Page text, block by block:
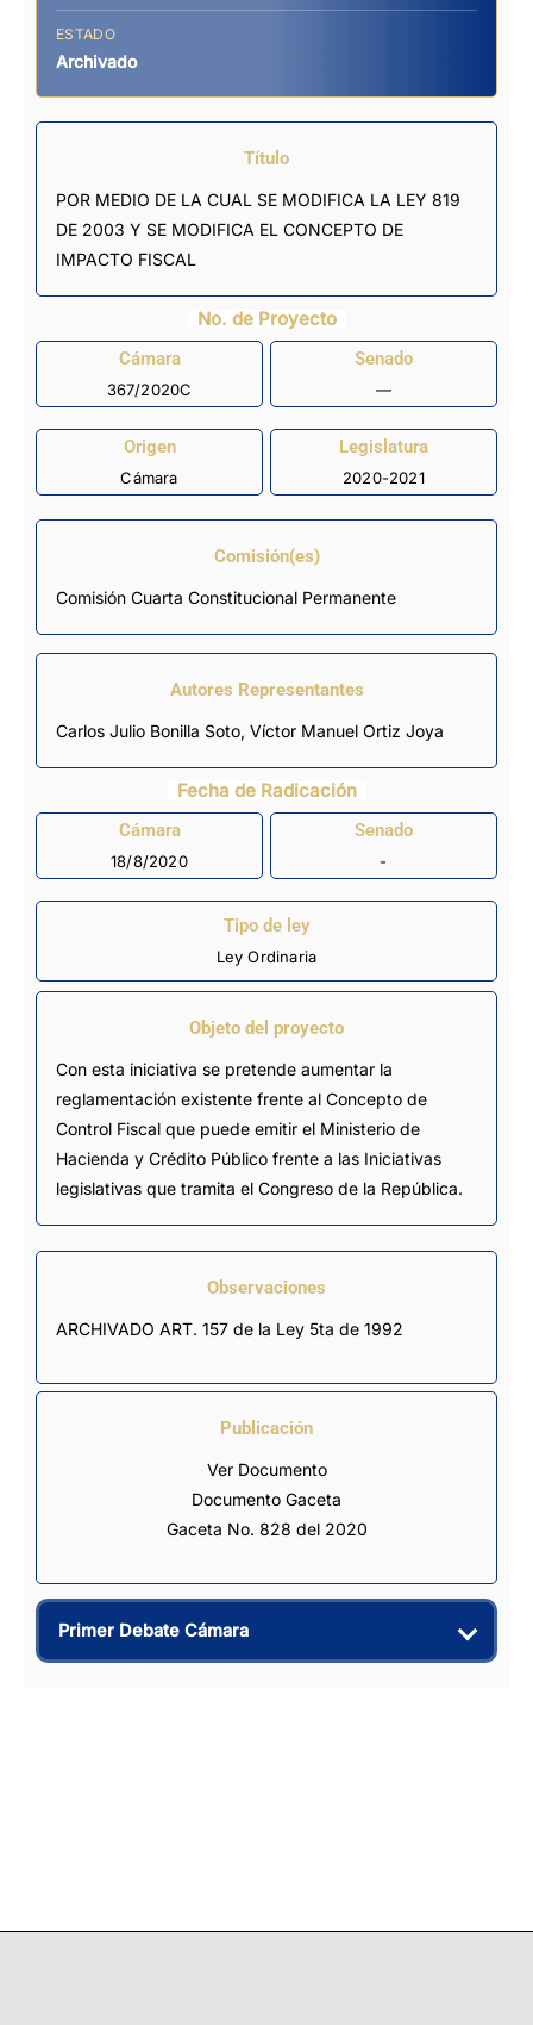
ESTADO
Archivado
Título
POR MEDIO DE LA CUAL SE MODIFICA LA LEY 819
DE 2003 Y SE MODIFICA EL CONCEPTO DE
IMPACTO FISCAL
No. de Proyecto
Cámara
367/2020C
Senado
—
Origen
Cámara
Legislatura
2020-2021
Comisión(es)
Comisión Cuarta Constitucional Permanente
Autores Representantes
Carlos Julio Bonilla Soto, Víctor Manuel Ortiz Joya
Fecha de Radicación
Cámara
18/8/2020
Senado
-
Tipo de ley
Ley Ordinaria
Objeto del proyecto
Con esta iniciativa se pretende aumentar la
reglamentación existente frente al Concepto de
Control Fiscal que puede emitir el Ministerio de
Hacienda y Crédito Público frente a las Iniciativas
legislativas que tramita el Congreso de la República.
Observaciones
ARCHIVADO ART. 157 de la Ley 5ta de 1992
Publicación
Ver Documento
Documento Gaceta
Gaceta No. 828 del 2020
Primer Debate Cámara